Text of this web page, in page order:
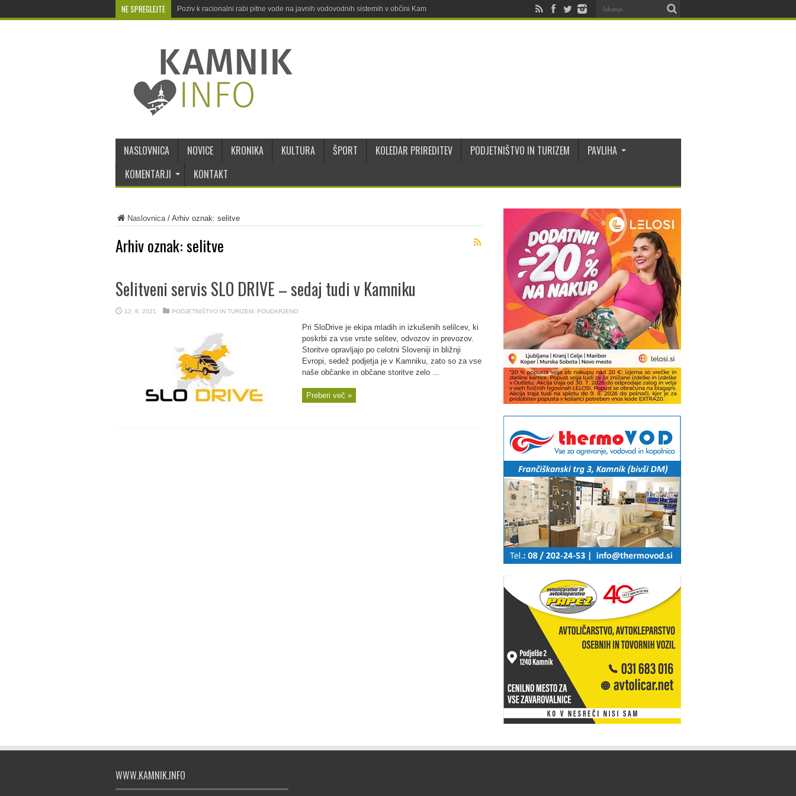
NE SPREGLEJTE Poziv k racionalni rabi pitne vode na javnih vodovodnih sistemih v občini Kamnik
NASLOVNICA NOVICE KRONIKA KULTURA ŠPORT KOLEDAR PRIREDITEV PODJETNIŠTVO IN TURIZEM
PAVLIHA
KOMENTARJI
KONTAKT
Naslovnica/ Arhiv oznak: selitve
Arhiv oznak:selitve
Selitveni servis SLO DRIVE – sedaj tudi v Kamniku
12. 8. 2021 PODJETNIŠTVO IN TURIZEM, POUDARJENO
Pri SloDrive je ekipa mladih in izkušenih selilcev, ki
poskrbi za vse vrste selitev, odvozov in prevozov.
Storitve opravljajo po celotni Sloveniji in bližnji
Evropi, sedež podjetja je v Kamniku, zato so za vse
naše občanke in občane storitve zelo ...
Preberi več »
WWW.KAMNIK.INFO